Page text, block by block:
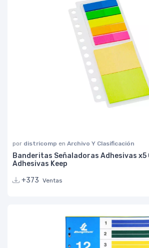
por districomp en Archivo Y Clasificación
Banderitas Señaladoras Adhesivas x5
Adhesivas Keep
+373 Ventas